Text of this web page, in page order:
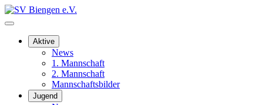
Aktive
News
1. Mannschaft
2. Mannschaft
Mannschaftsbilder
Jugend